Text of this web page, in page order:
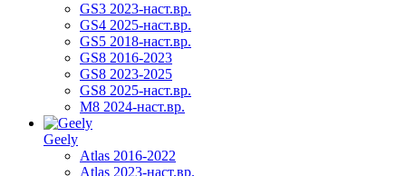
GS3 2023-наст.вр.
GS4 2025-наст.вр.
GS5 2018-наст.вр.
GS8 2016-2023
GS8 2023-2025
GS8 2025-наст.вр.
M8 2024-наст.вр.
Geely
Atlas 2016-2022
Atlas 2023-наст.вр.